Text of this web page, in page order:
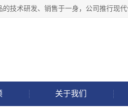
关于我们